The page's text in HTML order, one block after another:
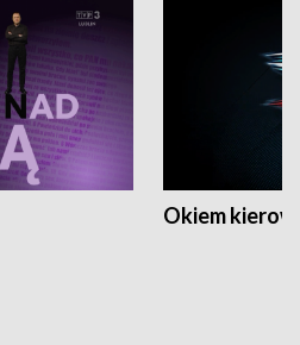
Okiem